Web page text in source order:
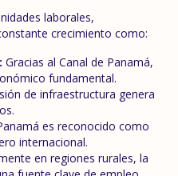
laborales,
crecimiento como:
Gracias al Canal de Panamá,
fundamental.
de infraestructura genera
es reconocido como
internacional.
en regiones rurales, la